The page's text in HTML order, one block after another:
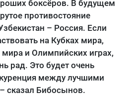
боксёров. В будущем
противостояние
– Россия. Если
на Кубках мира,
и Олимпийских играх,
рад. Это будет очень
между лучшими
сказал Бибосынов.